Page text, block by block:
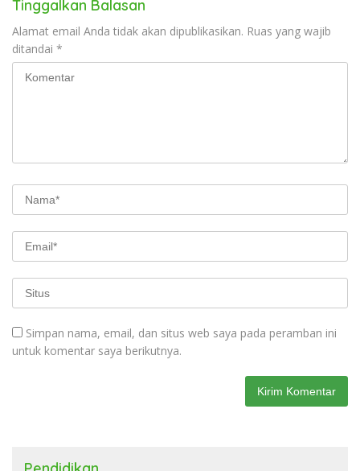
Tinggalkan Balasan
Alamat email Anda tidak akan dipublikasikan. Ruas yang wajib
ditandai *
Simpan nama, email, dan situs web saya pada peramban ini
untuk komentar saya berikutnya.